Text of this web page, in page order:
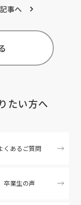
事へ
たい方へ
くあるご質問
卒業生の声